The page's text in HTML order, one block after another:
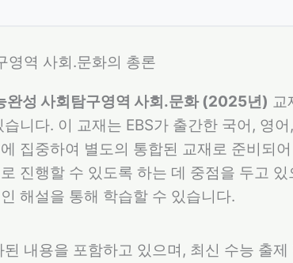
영역 사회.문화의 총론
완성 사회탐구영역 사회.문화 (2025년) 교
니다. 이 교재는 EBS가 출간한 국어, 영
집중하여 별도의 통합된 교재로 준비되
진행할 수 있도록 하는 데 중점을 두고
해설을 통해 학습할 수 있습니다.
내용을 포함하고 있으며, 최신 수능 출